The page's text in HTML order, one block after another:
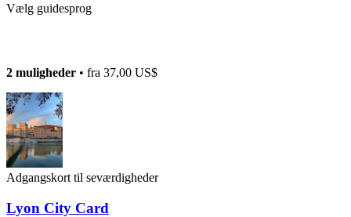
Vælg guidesprog
2 muligheder • fra 37,00 US$
Adgangskort til seværdigheder
Lyon City Card